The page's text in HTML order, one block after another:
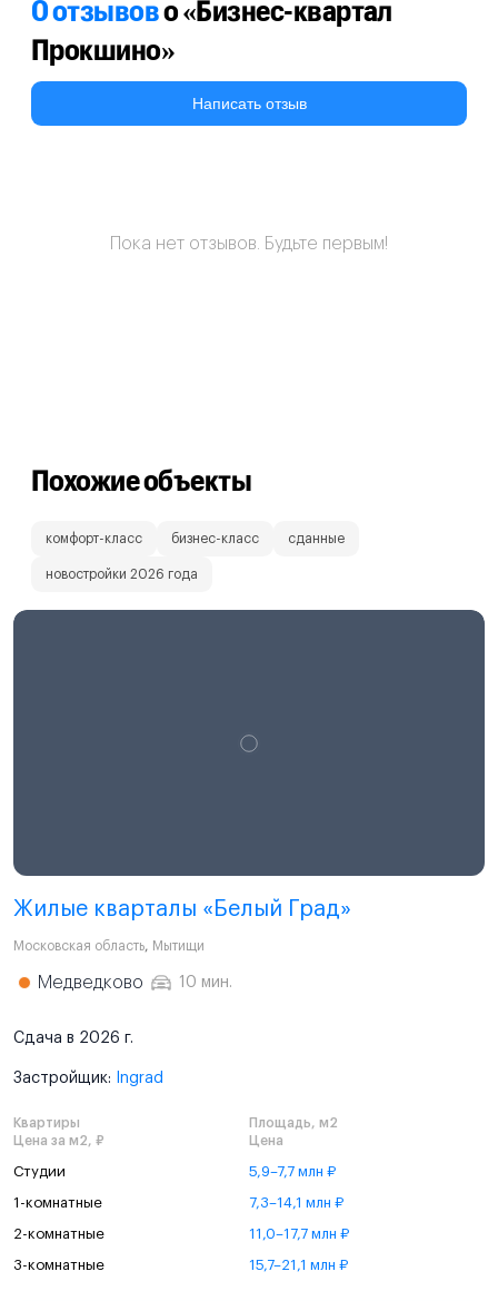
0 отзывово «Бизнес-квартал
Прокшино»
Написать отзыв
Пока нет отзывов. Будьте первым!
Похожие объекты
комфорт-класс бизнес-класс сданные
новостройки 2026 года
Жилые кварталы «Белый Град»
Московская область, Мытищи
Медведково 10 мин.
Сдача в 2026 г.
Застройщик: Ingrad
Квартиры
Площадь, м2
Цена за м2, ₽
Цена
Студии 5,9–7,7 млн ₽
1-комнатные 7,3–14,1 млн ₽
2-комнатные 11,0–17,7 млн ₽
3-комнатные 15,7–21,1 млн ₽